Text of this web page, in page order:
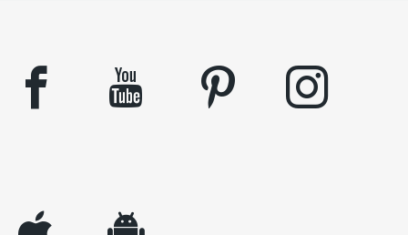
facebook youtube pinterest instagram